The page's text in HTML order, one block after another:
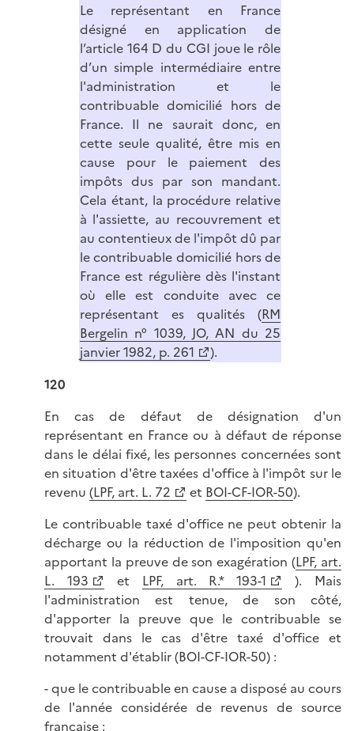
Le représentant en France
désigné en application de
l’article 164 D du CGI joue le rôle
d’un simple intermédiaire entre
l'administration et le
contribuable domicilié hors de
France. Il ne saurait donc, en
cette seule qualité, être mis en
cause pour le paiement des
impôts dus par son mandant.
Cela étant, la procédure relative
à l'assiette, au recouvrement et
au contentieux de l'impôt dû par
le contribuable domicilié hors de
France est régulière dès l'instant
où elle est conduite avec ce
représentant es qualités (RM
Bergelin n° 1039, JO, AN du 25
janvier 1982, p. 261
).
120
En cas de défaut de désignation d'un
représentant en France ou à défaut de réponse
dans le délai fixé, les personnes concernées sont
en situation d'être taxées d'office à l'impôt sur le
revenu (LPF, art. L. 72 et BOI-CF-IOR-50).
Le contribuable taxé d'office ne peut obtenir la
décharge ou la réduction de l'imposition qu'en
apportant la preuve de son exagération (LPF, art.
L. 193
et LPF, art. R.* 193-1
). Mais
l'administration est tenue, de son côté,
d'apporter la preuve que le contribuable se
trouvait dans le cas d'être taxé d'office et
notamment d'établir (BOI-CF-IOR-50) :
- que le contribuable en cause a disposé au cours
de l'année considérée de revenus de source
française ;